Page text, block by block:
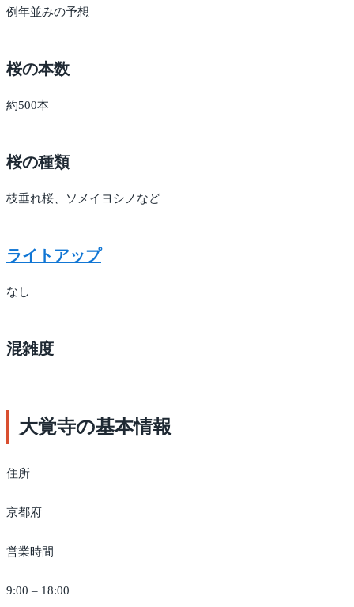
例年並みの予想
桜の本数
約500本
桜の種類
枝垂れ桜、ソメイヨシノなど
ライトアップ
なし
混雑度
大覚寺の基本情報
住所
京都府
営業時間
9:00 – 18:00